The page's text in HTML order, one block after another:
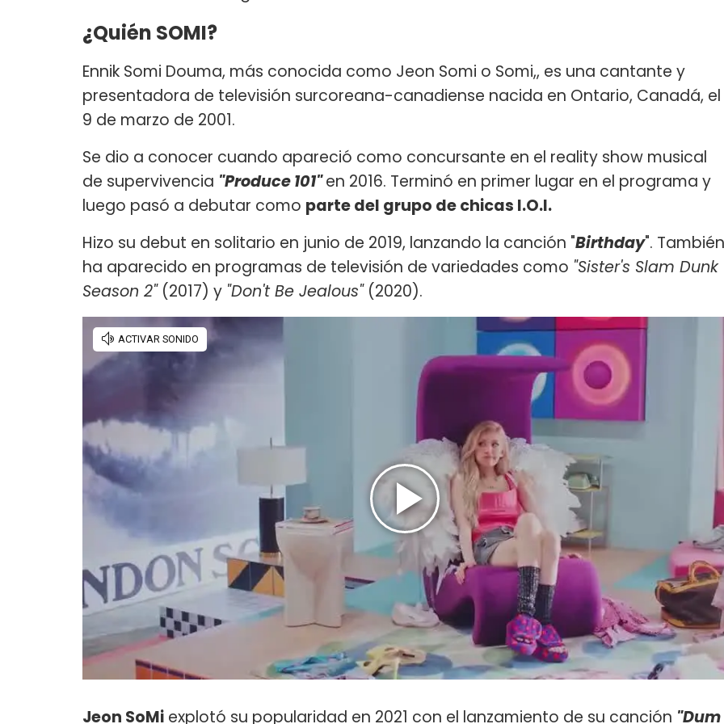
¿Quién SOMI?
Ennik Somi Douma, más conocida como Jeon Somi o Somi,, es una cantante y
presentadora de televisión surcoreana-canadiense nacida en Ontario, Canadá, el
9 de marzo de 2001.
Se dio a conocer cuando apareció como concursante en el reality show musical
de supervivencia "Produce 101"en 2016. Terminó en primer lugar en el programa y
luego pasó a debutar como parte del grupo de chicas I.O.I.
Hizo su debut en solitario en junio de 2019, lanzando la canción "Birthday". También
ha aparecido en programas de televisión de variedades como "Sister's Slam Dunk
Season 2"(2017) y "Don't Be Jealous"(2020).
Jeon SoMi explotó su popularidad en 2021 con el lanzamiento de su canción "Dum